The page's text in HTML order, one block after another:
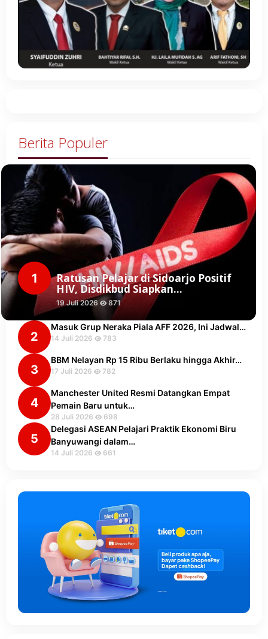
Berita Populer
1 Ratusan Pelajar di Sidoarjo Positif
HIV, Disdikbud Siapkan…
19 Juli 2026 871
2
Masuk Grup Neraka Piala AFF 2026, Ini Jadwal…
14 Juli 2026 783
3
BBM Nelayan Rp 15 Ribu Berlaku hingga Akhir…
17 Juli 2026 782
4
Manchester United Resmi Datangkan Empat
Pemain Baru untuk…
28 Juli 2026 698
5
Delegasi ASEAN Pelajari Praktik Ekonomi Biru
Banyuwangi dalam…
14 Juli 2026 661